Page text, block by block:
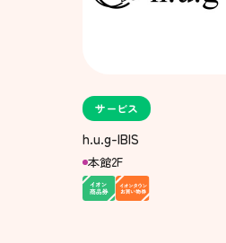
サービス
h.u.g-IBIS
本館2F